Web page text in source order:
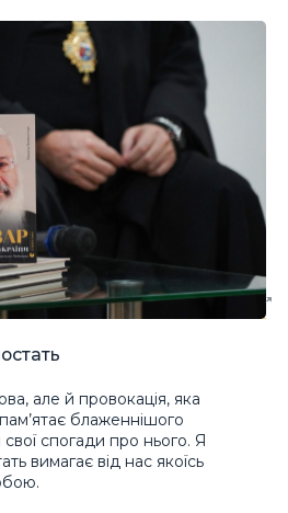
але й провокація, яка
блаженнішого
спогади про нього. Я
вимагає від нас якоїсь